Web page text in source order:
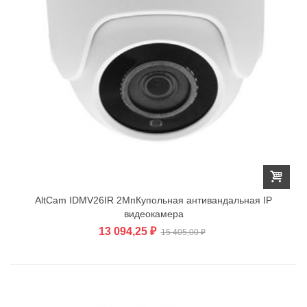
AltCam IDMV26IR 2МпКупольная антивандальная IP
видеокамера
13 094,25 ₽ 15 405,00 ₽